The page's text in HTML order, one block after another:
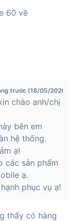
108MP, khẩu
f/2.5
32MP, khẩu
26 phút
2.0
40 Pro
vời trong
60 về
trước (18/05/2026)
chào anh/chị
bên em
hệ thống.
ạ!
các sản phẩm
ạ.
phục vụ ạ!
thấy có hàng